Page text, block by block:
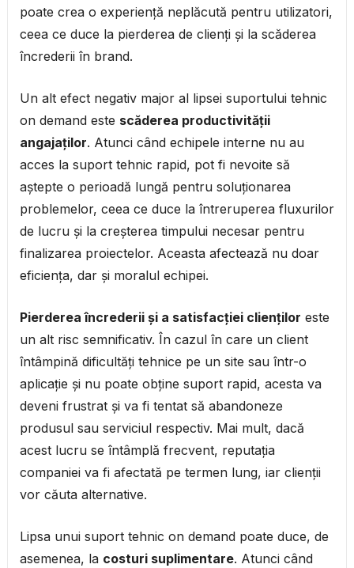
poate crea o experiență neplăcută pentru utilizatori,
ceea ce duce la pierderea de clienți și la scăderea
încrederii în brand.
Un alt efect negativ major al lipsei suportului tehnic
on demand este scăderea productivității
angajaților. Atunci când echipele interne nu au
acces la suport tehnic rapid, pot fi nevoite să
aștepte o perioadă lungă pentru soluționarea
problemelor, ceea ce duce la întreruperea fluxurilor
de lucru și la creșterea timpului necesar pentru
finalizarea proiectelor. Aceasta afectează nu doar
eficiența, dar și moralul echipei.
Pierderea încrederii și a satisfacției clienților este
un alt risc semnificativ. În cazul în care un client
întâmpină dificultăți tehnice pe un site sau într-o
aplicație și nu poate obține suport rapid, acesta va
deveni frustrat și va fi tentat să abandoneze
produsul sau serviciul respectiv. Mai mult, dacă
acest lucru se întâmplă frecvent, reputația
companiei va fi afectată pe termen lung, iar clienții
vor căuta alternative.
Lipsa unui suport tehnic on demand poate duce, de
asemenea, la costuri suplimentare. Atunci când